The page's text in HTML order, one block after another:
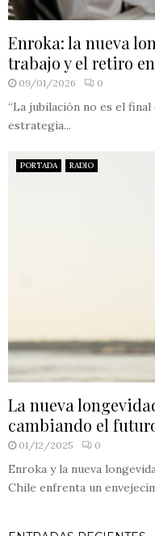
Enroka: la nueva
trabajo y el retiro
09/01/2026 0
“La jubilación no es el
estrategia...
PORTADA RADIO
La nueva
cambiando el
01/12/2025 0
Enroka y la nueva
Chile enfrenta un